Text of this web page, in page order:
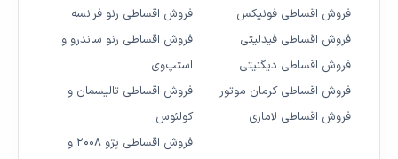
فروش اقساطی فونیکس
فروش اقساطی فیدلیتی
فروش اقساطی دیگنیتی
فروش اقساطی کرمان موتور
فروش اقساطی لاماری
فروش اقساطی رنو فرانسه
فروش اقساطی رنو ساندرو و
استپ‌وی
فروش اقساطی تالیسمان و
کولئوس
فروش اقساطی پژو ۲۰۰۸ و